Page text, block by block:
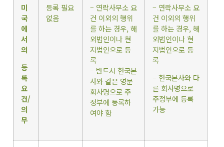
미
국
에
서
의
등
록
요
건/
의
무
등록 필요
없음
– 연락사무소 요
건 이외의 행위
를 하는 경우, 해
외법인이나 현
지법인으로 등
록
– 반드시 한국본
사와 같은 영문
회사명으로 주
정부에 등록하
여야 함
– 연락사무소 요
건 이외의 행위
를 하는 경우, 해
외법인이나 현
지법인으로 등
록
– 한국본사와 다
른 회사명으로
주정부에 등록
가능